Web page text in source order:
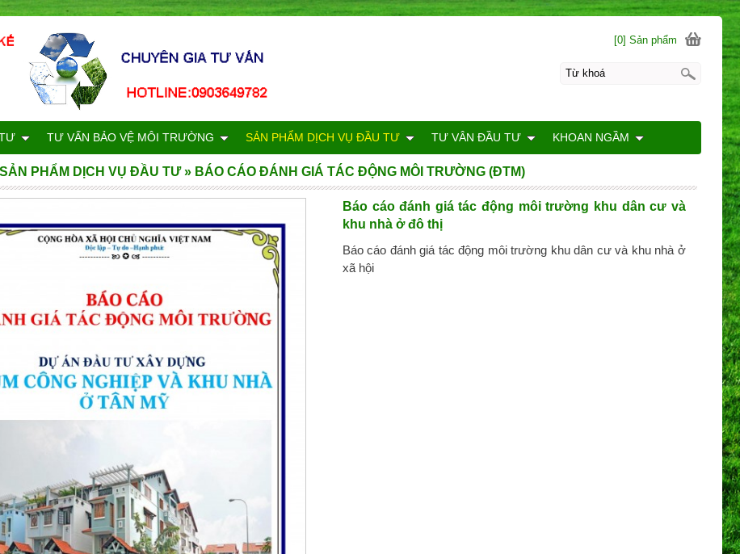
Báo cáo đánh giá tác động môi trường khu dân cư và
khu nhà ở đô thị
Báo cáo đánh giá tác động môi trường khu dân cư và khu nhà ở
xã hội
SẢN PHẨM DỊCH VỤ ĐẦU TƯ » BÁO CÁO ĐÁNH GIÁ TÁC ĐỘNG MÔI TRƯỜNG (ĐTM)
[0] Sản phẩm
TƯ VẤN BẢO VỆ MÔI TRƯỜNG SẢN PHẨM DỊCH VỤ ĐẦU TƯ TƯ VÂN ĐẦU TƯ KHOAN NGẦM